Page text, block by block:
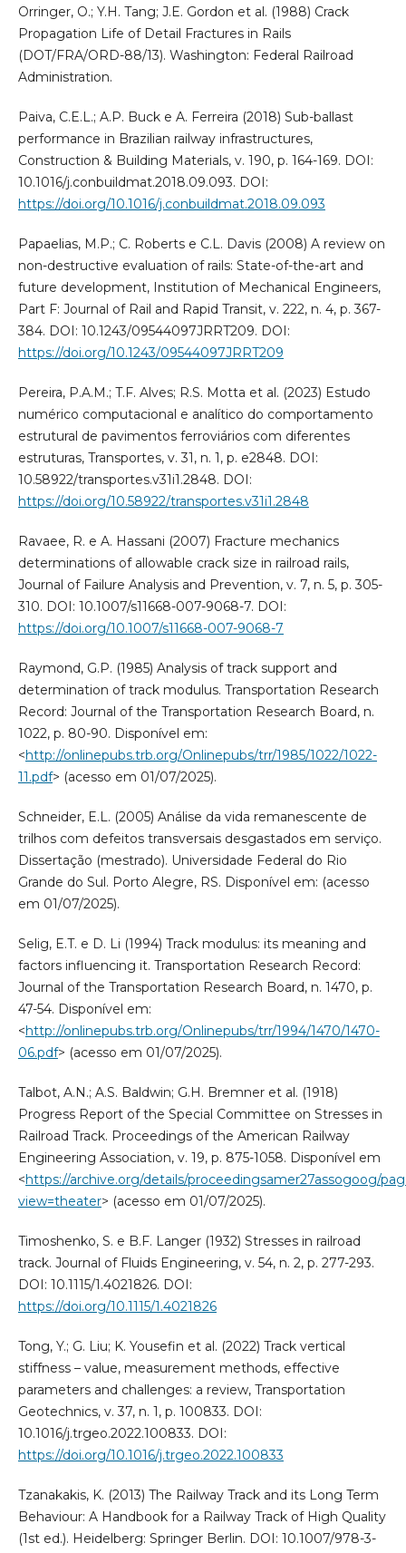
Orringer, O.; Y.H. Tang; J.E. Gordon et al. (1988) Crack
Propagation Life of Detail Fractures in Rails
(DOT/FRA/ORD-88/13). Washington: Federal Railroad
Administration.
Paiva, C.E.L.; A.P. Buck e A. Ferreira (2018) Sub-ballast
performance in Brazilian railway infrastructures,
Construction & Building Materials, v. 190, p. 164-169. DOI:
10.1016/j.conbuildmat.2018.09.093. DOI:
https://doi.org/10.1016/j.conbuildmat.2018.09.093
Papaelias, M.P.; C. Roberts e C.L. Davis (2008) A review on
non-destructive evaluation of rails: State-of-the-art and
future development, Institution of Mechanical Engineers,
Part F: Journal of Rail and Rapid Transit, v. 222, n. 4, p. 367-
384. DOI: 10.1243/09544097JRRT209. DOI:
https://doi.org/10.1243/09544097JRRT209
Pereira, P.A.M.; T.F. Alves; R.S. Motta et al. (2023) Estudo
numérico computacional e analítico do comportamento
estrutural de pavimentos ferroviários com diferentes
estruturas, Transportes, v. 31, n. 1, p. e2848. DOI:
10.58922/transportes.v31i1.2848. DOI:
https://doi.org/10.58922/transportes.v31i1.2848
Ravaee, R. e A. Hassani (2007) Fracture mechanics
determinations of allowable crack size in railroad rails,
Journal of Failure Analysis and Prevention, v. 7, n. 5, p. 305-
310. DOI: 10.1007/s11668-007-9068-7. DOI:
https://doi.org/10.1007/s11668-007-9068-7
Raymond, G.P. (1985) Analysis of track support and
determination of track modulus. Transportation Research
Record: Journal of the Transportation Research Board, n.
1022, p. 80-90. Disponível em:
<http://onlinepubs.trb.org/Onlinepubs/trr/1985/1022/1022-
11.pdf> (acesso em 01/07/2025).
Schneider, E.L. (2005) Análise da vida remanescente de
trilhos com defeitos transversais desgastados em serviço.
Dissertação (mestrado). Universidade Federal do Rio
Grande do Sul. Porto Alegre, RS. Disponível em: (acesso
em 01/07/2025).
Selig, E.T. e D. Li (1994) Track modulus: its meaning and
factors influencing it. Transportation Research Record:
Journal of the Transportation Research Board, n. 1470, p.
47-54. Disponível em:
<http://onlinepubs.trb.org/Onlinepubs/trr/1994/1470/1470-
06.pdf> (acesso em 01/07/2025).
Talbot, A.N.; A.S. Baldwin; G.H. Bremner et al. (1918)
Progress Report of the Special Committee on Stresses in
Railroad Track. Proceedings of the American Railway
Engineering Association, v. 19, p. 875-1058. Disponível em
<https://archive.org/details/proceedingsamer27assogoog/
view=theater> (acesso em 01/07/2025).
Timoshenko, S. e B.F. Langer (1932) Stresses in railroad
track. Journal of Fluids Engineering, v. 54, n. 2, p. 277-293.
DOI: 10.1115/1.4021826. DOI:
https://doi.org/10.1115/1.4021826
Tong, Y.; G. Liu; K. Yousefin et al. (2022) Track vertical
stiffness – value, measurement methods, effective
parameters and challenges: a review, Transportation
Geotechnics, v. 37, n. 1, p. 100833. DOI:
10.1016/j.trgeo.2022.100833. DOI:
https://doi.org/10.1016/j.trgeo.2022.100833
Tzanakakis, K. (2013) The Railway Track and its Long Term
Behaviour: A Handbook for a Railway Track of High Quality
(1st ed.). Heidelberg: Springer Berlin. DOI: 10.1007/978-3-